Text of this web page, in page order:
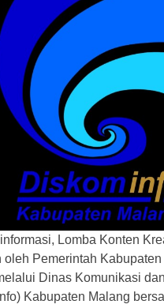
Lomba Konten
oleh Pemerintah
Dinas Komunikasi
Kabupaten Malang